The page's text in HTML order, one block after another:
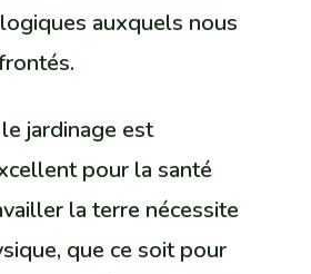
auxquels nous
jardinage est
pour la santé
la terre nécessite
que ce soit pour